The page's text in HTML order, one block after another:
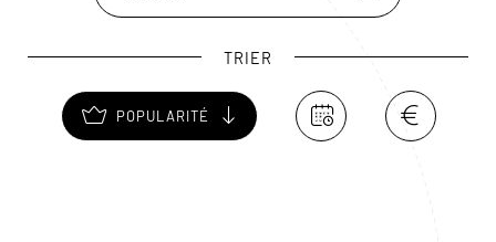
splendides sentiers ombragés par les sapins
TRIER
POPULARITÉ